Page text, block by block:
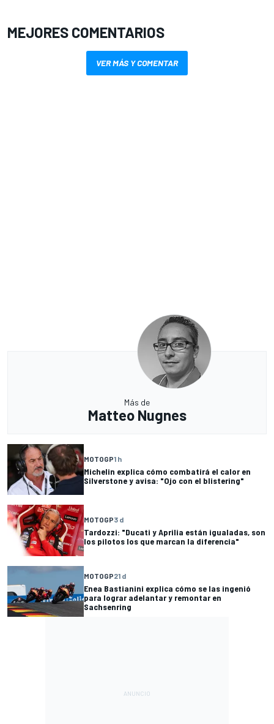
MEJORES COMENTARIOS
VER MÁS Y COMENTAR
Más de
Matteo Nugnes
MOTOGP1 h
Michelin explica cómo combatirá el calor en
Silverstone y avisa: "Ojo con el blistering"
MOTOGP3 d
Tardozzi: "Ducati y Aprilia están igualadas, son
los pilotos los que marcan la diferencia"
MOTOGP21 d
Enea Bastianini explica cómo se las ingenió
para lograr adelantar y remontar en
Sachsenring